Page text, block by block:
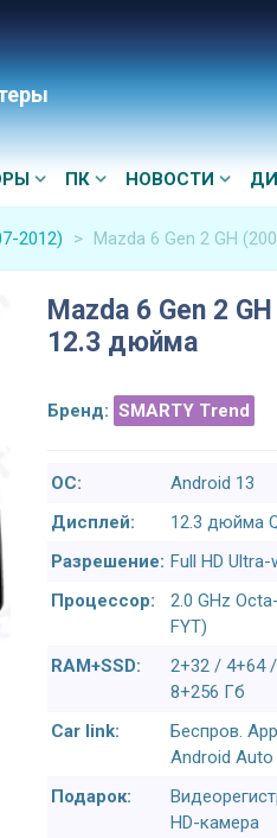
ПК НОВОСТИ
2012) > Mazda 6 Gen 2 GH
Mazda 6 Gen 2
12.3 дюйма
Бренд: SMARTY Trend
ОС:
Android 13
Дисплей:
12.3 дюйма
Разрешение: Full HD
Процессор:
2.0 GHz
FYT)
RAM+SSD:
2+32 / 4+64
8+256 Гб
Car link:
Беспров.
Android Auto
Подарок:
HD-камера